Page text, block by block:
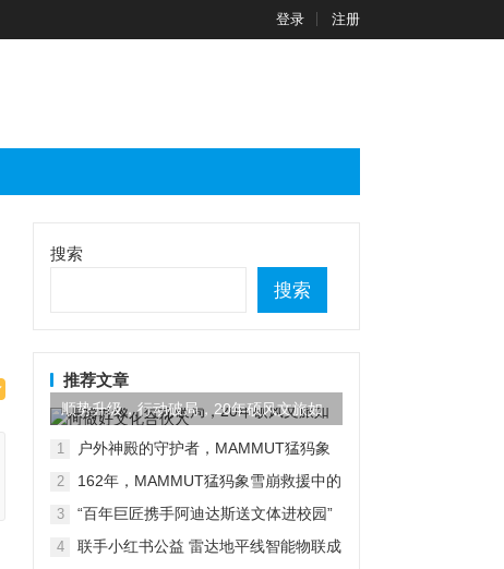
登录 注册
搜索
搜索
推荐文章
顺势升级，行动破局，20年硕风文旅如
何做好文化合伙人
1
户外神殿的守护者，MAMMUT猛犸象
2
162年，MAMMUT猛犸象雪崩救援中的
3
“百年巨匠携手阿迪达斯送文体进校园”
4
联手小红书公益 雷达地平线智能物联成